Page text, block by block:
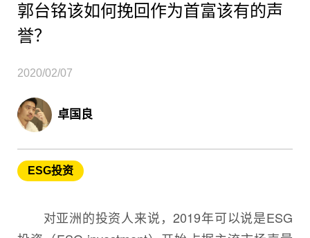
郭台铭该如何挽回作为首富该有的声
誉？
2020/02/07
卓国良
ESG投资
对亚洲的投资人来说，2019年可以说是ESG